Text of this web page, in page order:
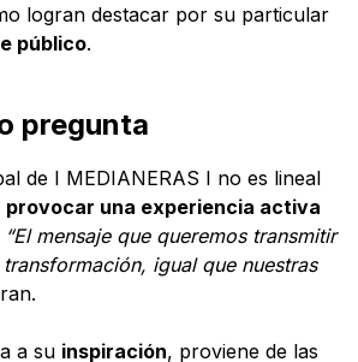
logran destacar por su particular
público.
pregunta
de I MEDIANERAS I no es lineal
provocar una experiencia activa
“El mensaje que queremos transmitir
igual que nuestras
a su inspiración, proviene de las